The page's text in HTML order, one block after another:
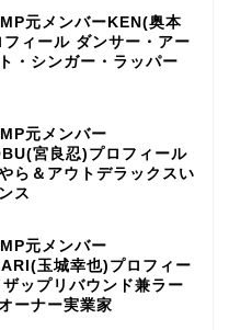
元メンバーKEN(奥本
ィール ダンサー・アー
・シンガー・ラッパー
元メンバー
宮良忍)プロフィール
ら＆アウトデラックスい
ス
元メンバー
玉城幸也)プロフィー
ップリバウンド兼ラー
ーナー実業家